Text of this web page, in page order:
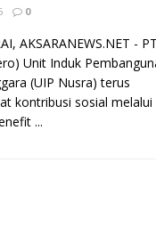
0
AKSARANEWS.NET - PT
Unit Induk
(UIP Nusra) terus
kontribusi sosial melalui
...